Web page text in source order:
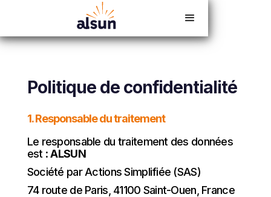
Devis en ligne
Politique de confidentialité
1. Responsable du traitement
Le responsable du traitement des données
est :ALSUN
Société par Actions Simplifiée (SAS)
74 route de Paris, 41100 Saint-Ouen, France